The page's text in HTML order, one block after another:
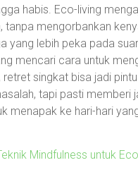
habis. Eco-living
tanpa mengorbankan
yang lebih peka pada
mencari cara untuk
singkat bisa jadi
tapi pasti memberi
menapak ke hari-hari
Mindfulness untuk